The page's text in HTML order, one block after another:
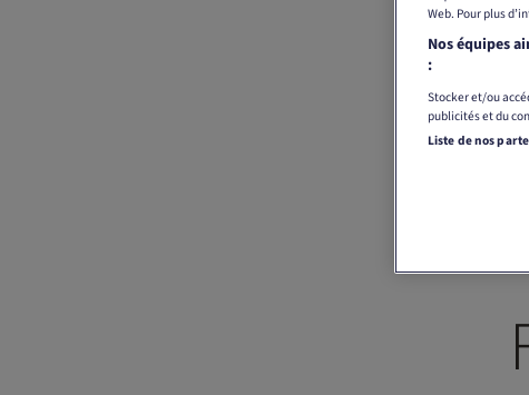
Web. Pour plus
Nos équipes
:
Stocker et/ou
publicités et du
Liste de nos